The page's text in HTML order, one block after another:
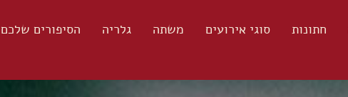
חתונות סוגי אירועים משתה גלריה הסיפורים שלכם